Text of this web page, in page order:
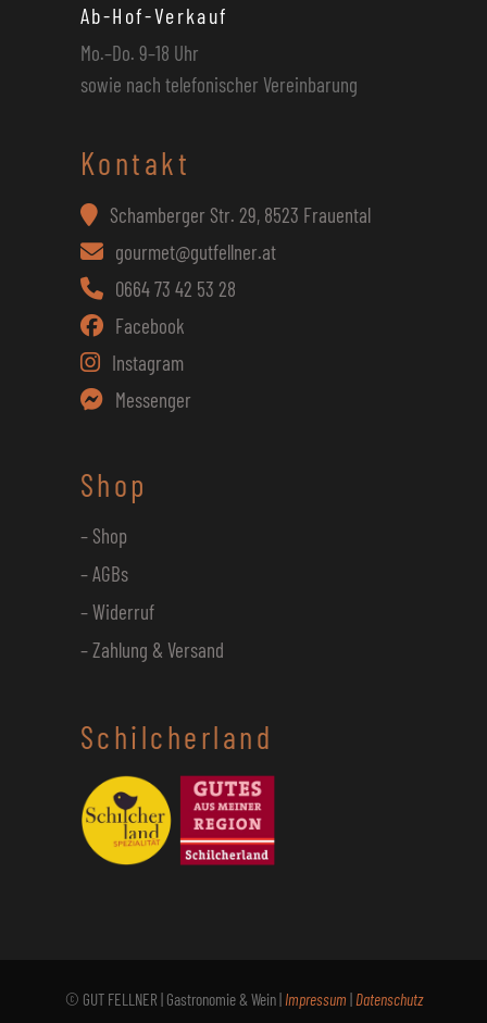
Ab-Hof-Verkauf
Mo.–Do. 9–18 Uhr
sowie nach telefonischer Vereinbarung
Kontakt
Schamberger Str. 29, 8523 Frauental
gourmet@gutfellner.at
0664 73 42 53 28
Facebook
Instagram
Messenger
Shop
– Shop
– AGBs
– Widerruf
– Zahlung & Versand
Schilcherland
© GUT FELLNER | Gastronomie & Wein | Impressum | Datenschutz